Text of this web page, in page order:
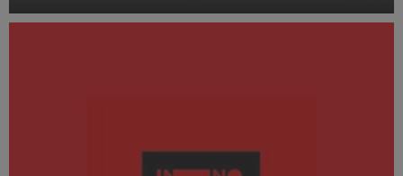
najwyższe wyróżnienie, tzw. Grandy (odpowiednik